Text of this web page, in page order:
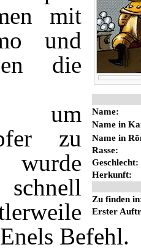
Name:
Name in
Name in
Rasse:
Geschlecht:
Herkunft:
Zu finden
Erster
mit
und
die
um
zu
Enels Befehl.